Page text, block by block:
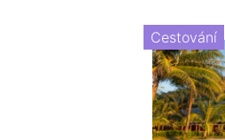
Cestování